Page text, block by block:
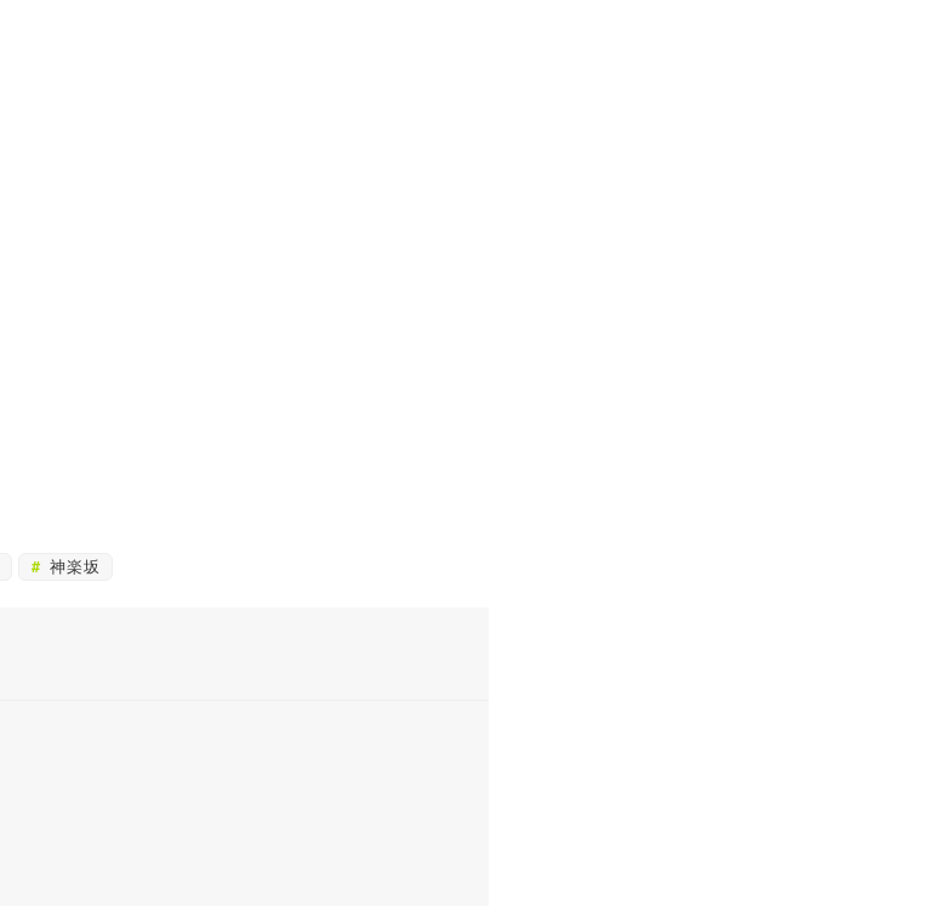
神楽坂